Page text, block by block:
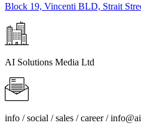
Block 19, Vincenti BLD, Strait
AI Solutions Media Ltd
info / social / sales / career /